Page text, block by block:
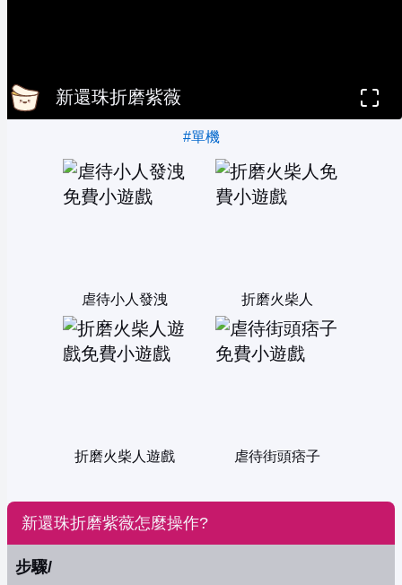
新還珠折磨紫薇
#單機
虐待小人發洩 折磨火柴人
折磨火柴人遊戲 虐待街頭痞子
新還珠折磨紫薇怎麼操作?
步驟/